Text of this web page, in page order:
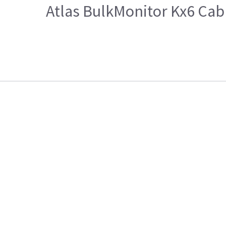
Atlas BulkMonitor Kx6